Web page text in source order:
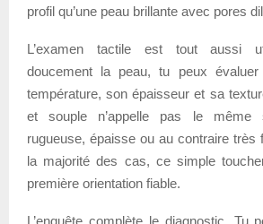
profil qu’une peau brillante avec pores
L’examen tactile est tout aussi
doucement la peau, tu peux
température, son épaisseur et sa
et souple n’appelle pas le même
rugueuse, épaisse ou au contraire très
la majorité des cas, ce simple
première orientation fiable.
L’enquête complète le diagnostic. Tu